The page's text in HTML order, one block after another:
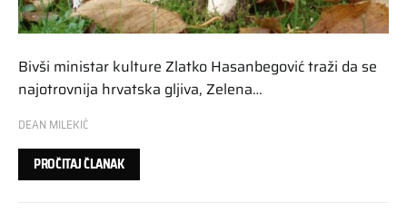
Bivši ministar kulture Zlatko Hasanbegović traži da se
najotrovnija hrvatska gljiva, Zelena…
DEAN MILEKIĆ
PROČITAJ ČLANAK